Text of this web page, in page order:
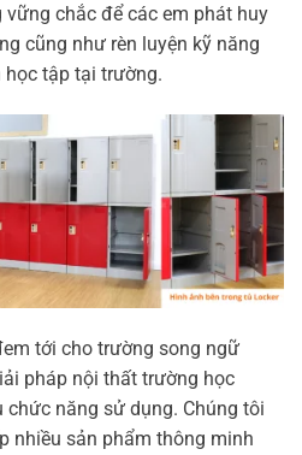
chắc để các em phát huy
cũng như rèn luyện kỹ năng
tập tại trường.
tới cho trường song ngữ
pháp nội thất trường học
năng sử dụng. Chúng tôi
nhiều sản phẩm thông minh